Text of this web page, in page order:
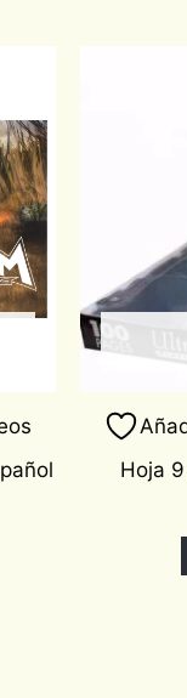
Hoja